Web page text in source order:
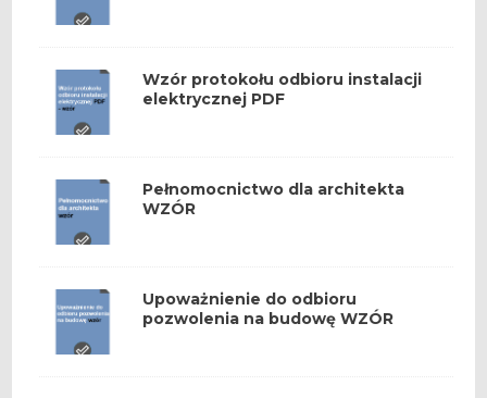
Wzór protokołu odbioru instalacji
elektrycznej PDF
Pełnomocnictwo dla architekta
WZÓR
Upoważnienie do odbioru
pozwolenia na budowę WZÓR